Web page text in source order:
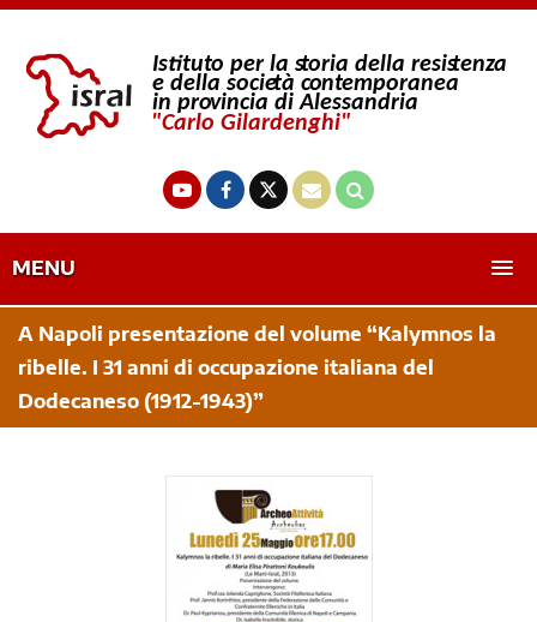
MENU
A Napoli presentazione del volume “Kalymnos la
ribelle. I 31 anni di occupazione italiana del
Dodecaneso (1912-1943)”